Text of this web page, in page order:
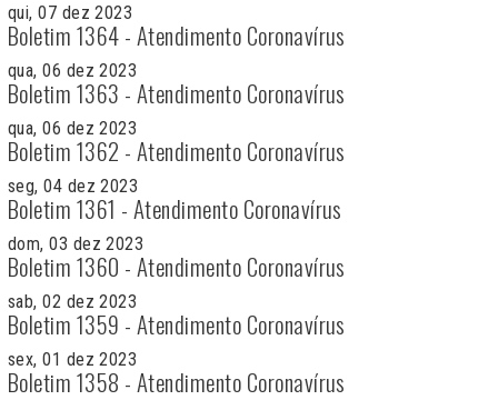
qui, 07 dez 2023
Boletim 1364 - Atendimento Coronavírus
qua, 06 dez 2023
Boletim 1363 - Atendimento Coronavírus
qua, 06 dez 2023
Boletim 1362 - Atendimento Coronavírus
seg, 04 dez 2023
Boletim 1361 - Atendimento Coronavírus
dom, 03 dez 2023
Boletim 1360 - Atendimento Coronavírus
sab, 02 dez 2023
Boletim 1359 - Atendimento Coronavírus
sex, 01 dez 2023
Boletim 1358 - Atendimento Coronavírus